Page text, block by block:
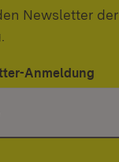
Newsletter der
Anmeldung